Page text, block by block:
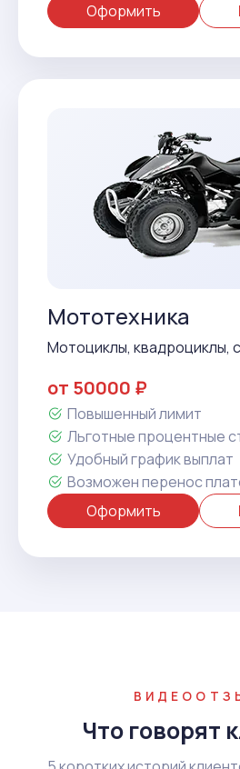
Оформить
Мототехника
Мотоциклы, квадроциклы,
от 50000 ₽
Повышенный лимит
Льготные процентные
Удобный график выплат
Возможен перенос
Оформить
Что говорят